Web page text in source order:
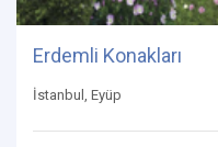
Erdemli Konakları
İstanbul, Eyüp